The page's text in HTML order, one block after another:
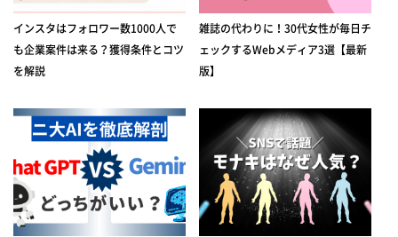
インスタはフォロワー数1000人で
も企業案件は来る？獲得条件とコツ
を解説
雑誌の代わりに！30代女性が毎日チ
ェックするWebメディア3選【最新
版】